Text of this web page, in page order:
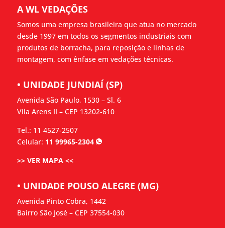
A WL VEDAÇÕES
Somos uma empresa brasileira que atua no mercado
desde 1997 em todos os segmentos industriais com
produtos de borracha, para reposição e linhas de
montagem, com ênfase em vedações técnicas.
• UNIDADE JUNDIAÍ (SP)
Avenida São Paulo, 1530 – Sl. 6
Vila Arens II – CEP 13202-610
Tel.: 11 4527-2507
Celular: 11 99965-2304
>> VER MAPA <<
• UNIDADE POUSO ALEGRE (MG)
Avenida Pinto Cobra, 1442
Bairro São José – CEP 37554-030